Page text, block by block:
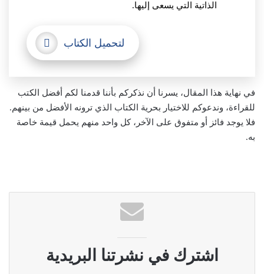
الذاتية التي يسعى إليها.
لتحميل الكتاب
في نهاية هذا المقال، يسرنا أن نذكركم بأننا قدمنا لكم أفضل الكتب
للقراءة، وندعوكم للاختيار بحرية الكتاب الذي ترونه الأفضل من بينهم.
فلا يوجد فائز أو متفوق على الآخر، كل واحد منهم يحمل قيمة خاصة
به.
اشترك في نشرتنا البريدية